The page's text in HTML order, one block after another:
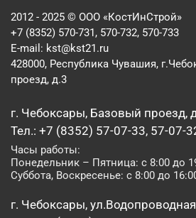
2012 - 2025 © ООО «КостИнСтрой»
+7 (8352) 570-731, 570-732, 570-733
E-mail: kst@kst21.ru
428000, Республика Чувашия,
проезд, д.3
г. Чебоксары, Базовый проезд,
Тел.: +7 (8352) 57-07-33, 57-07-
Часы работы:
Понедельник – Пятница: с 8:00 до
Суббота, Воскресенье: с 8:00 до
г. Чебоксары,